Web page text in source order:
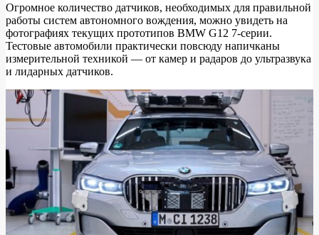
Датчики
автономного
вождения
показали
новом
7-
серии
Огромное количество датчиков, необходимых для правильной
работы систем автономного вождения, можно увидеть на
фотографиях текущих прототипов BMW G12 7-серии.
Тестовые автомобили практически повсюду напичканы
измерительной техникой — от камер и радаров до ультразвука
и лидарных датчиков.